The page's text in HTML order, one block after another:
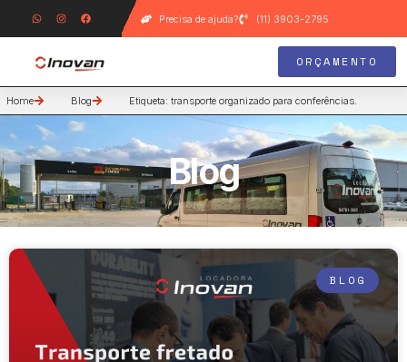
Precisa de ajuda? (11) 3903-2795
ORÇAMENTO
Home Blog Etiqueta: transporte organizado para conferências.
Blog
BLOG